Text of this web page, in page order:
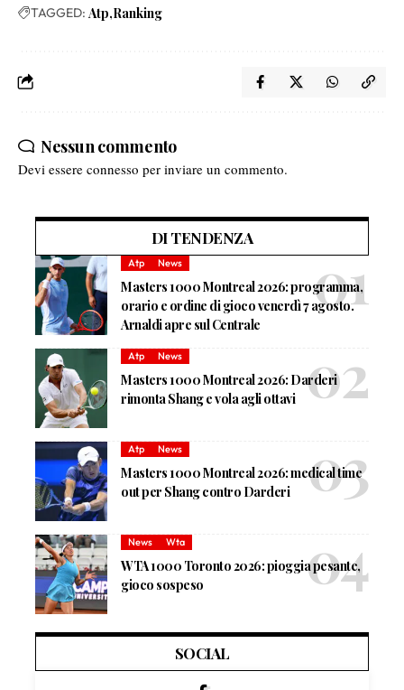
TAGGED: Atp Ranking
Nessun commento
Devi essere connesso per inviare un commento.
DI TENDENZA
Atp News
Masters 1000 Montreal 2026: programma,
orario e ordine di gioco venerdì 7 agosto.
Arnaldi apre sul Centrale
Atp News
Masters 1000 Montreal 2026: Darderi
rimonta Shang e vola agli ottavi
Atp News
Masters 1000 Montreal 2026: medical time
out per Shang contro Darderi
News Wta
WTA 1000 Toronto 2026: pioggia pesante,
gioco sospeso
SOCIAL